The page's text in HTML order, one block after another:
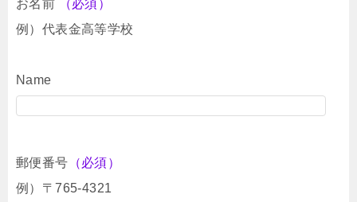
お名前
（必須）
例）代表金高等学校
Name
郵便番号 （必須）
例）〒765-4321